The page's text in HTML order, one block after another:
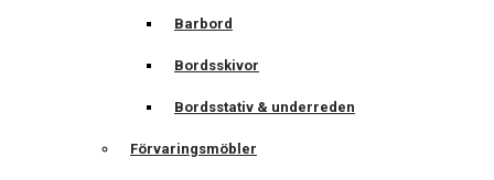
Barbord
Bordsskivor
Bordsstativ & underreden
Förvaringsmöbler